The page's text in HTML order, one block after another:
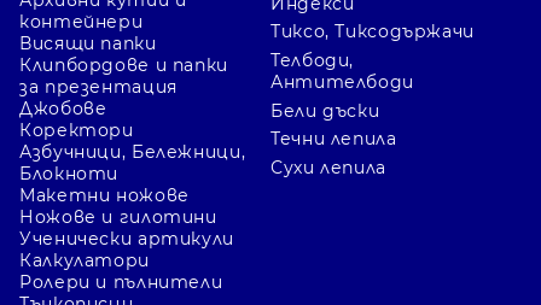
Какви цветове папки SKAG има?
Текущо са изписани жълт, син, зелен,
червен и бял вариант.
Клипбордовете имат ли капак?
Да. Трите текущи модела Erich
Krause са изрично обозначени като
контейнери
Висящи папки
Клипбордове и папки
за презентация
Джобове
Коректори
Азбучници, Бележници,
Блокноти
Тиксо, Тиксодържачи
Телбоди,
Антителбоди
Бели дъски
Течни лепила
Сухи лепила
Макетни ножове
Ножове и гилотини
Ученически артикули
Калкулатори
Ролери и пълнители